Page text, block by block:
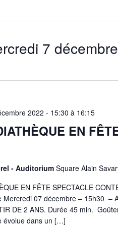
7
EN
2022 - 15:30 à 16:15
- Auditorium Square Alain
EN FÊTE SPECTACLE
Mercredi 07 décembre – 15h30 –
DE 2 ANS. Durée 45 min.
évolue dans un […]